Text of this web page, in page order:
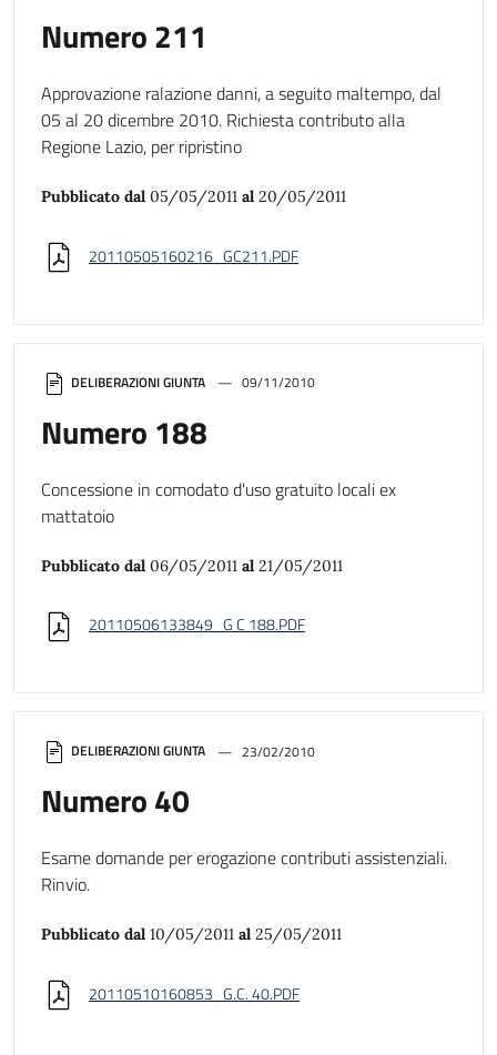
DELIBERAZIONI GIUNTA 23/02/2010
Numero 40
Esame domande per erogazione contributi assistenziali.
Rinvio.
Pubblicato dal 10/05/2011 al 25/05/2011
20110510160853_G.C. 40.PDF
DELIBERAZIONI GIUNTA 09/11/2010
Numero 188
Concessione in comodato d'uso gratuito locali ex
mattatoio
Pubblicato dal 06/05/2011 al 21/05/2011
20110506133849_G C 188.PDF
Numero 211
Approvazione ralazione danni, a seguito maltempo, dal
05 al 20 dicembre 2010. Richiesta contributo alla
Regione Lazio, per ripristino
Pubblicato dal 05/05/2011 al 20/05/2011
20110505160216_GC211.PDF